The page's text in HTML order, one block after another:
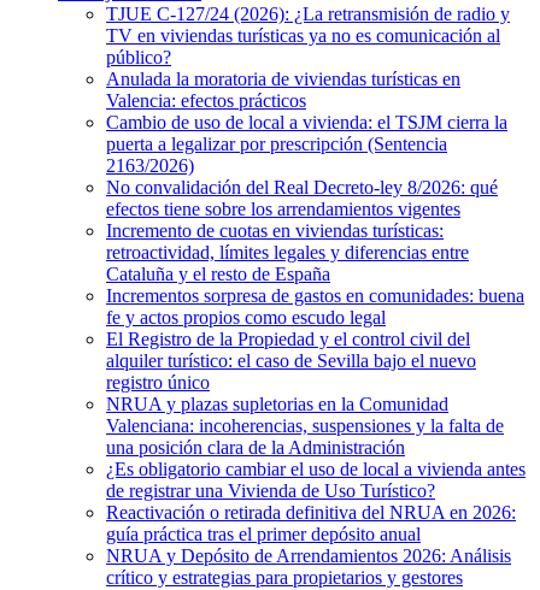
TJUE C-127/24 (2026): ¿La retransmisión de radio y
TV en viviendas turísticas ya no es comunicación al
público?
Anulada la moratoria de viviendas turísticas en
Valencia: efectos prácticos
Cambio de uso de local a vivienda: el TSJM cierra la
puerta a legalizar por prescripción (Sentencia
2163/2026)
No convalidación del Real Decreto-ley 8/2026: qué
efectos tiene sobre los arrendamientos vigentes
Incremento de cuotas en viviendas turísticas:
retroactividad, límites legales y diferencias entre
Cataluña y el resto de España
Incrementos sorpresa de gastos en comunidades: buena
fe y actos propios como escudo legal
El Registro de la Propiedad y el control civil del
alquiler turístico: el caso de Sevilla bajo el nuevo
registro único
NRUA y plazas supletorias en la Comunidad
Valenciana: incoherencias, suspensiones y la falta de
una posición clara de la Administración
¿Es obligatorio cambiar el uso de local a vivienda antes
de registrar una Vivienda de Uso Turístico?
Reactivación o retirada definitiva del NRUA en 2026:
guía práctica tras el primer depósito anual
NRUA y Depósito de Arrendamientos 2026: Análisis
crítico y estrategias para propietarios y gestores